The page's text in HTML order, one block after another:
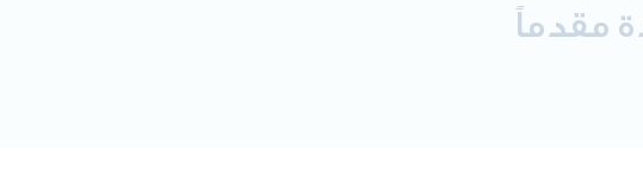
مقدماً